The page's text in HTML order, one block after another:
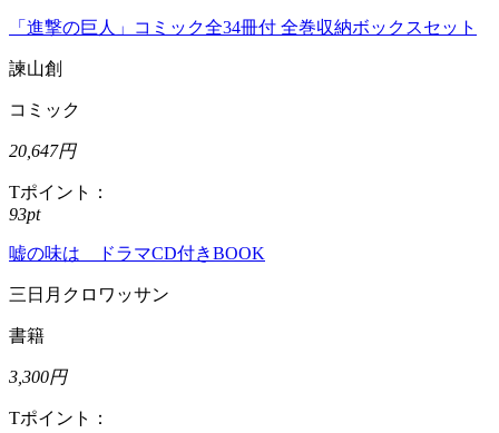
「進撃の巨人」コミック全34冊付 全巻収納ボックスセット
諫山創
コミック
20,647円
Tポイント：
93pt
嘘の味は ドラマCD付きBOOK
三日月クロワッサン
書籍
3,300円
Tポイント：